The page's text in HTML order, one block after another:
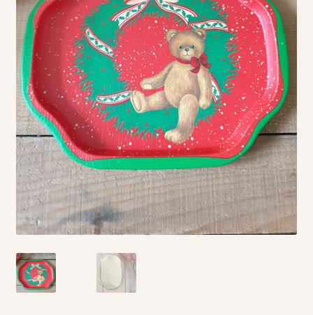
Vintage boeken en strips
Kerst